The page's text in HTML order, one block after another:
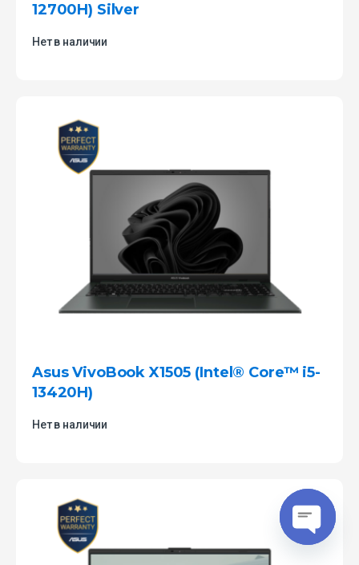
12700H) Silver
Нет в наличии
Asus VivoBook X1505 (Intel® Core™ i5-
13420H)
Нет в наличии